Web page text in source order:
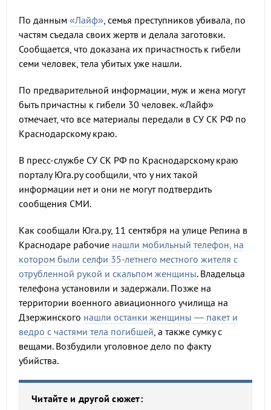
По данным «Лайф», семья преступников убивала, по
частям съедала своих жертв и делала заготовки.
Сообщается, что доказана их причастность к гибели
семи человек, тела убитых уже нашли.
По предварительной информации, муж и жена могут
быть причастны к гибели 30 человек. «Лайф»
отмечает, что все материалы передали в СУ СК РФ по
Краснодарскому краю.
В пресс-службе СУ СК РФ по Краснодарскому краю
порталу Юга.ру сообщили, что у них такой
информации нет и они не могут подтвердить
сообщения СМИ.
Как сообщали Юга.ру, 11 сентября на улице Репина в
Краснодаре рабочие нашли мобильный телефон, на
котором были селфи 35-летнего местного жителя с
отрубленной рукой и скальпом женщины. Владельца
телефона установили и задержали. Позже на
территории военного авиационного училища на
Дзержинского нашли останки женщины — пакет и
ведро с частями тела погибшей, а также сумку с
вещами. Возбудили уголовное дело по факту
убийства.
Читайте и другой сюжет: